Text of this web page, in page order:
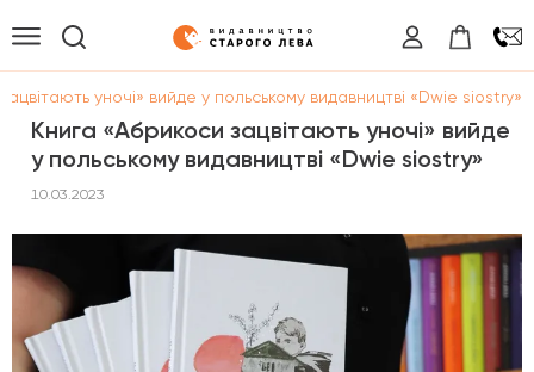
уночі» вийде у польському видавництві «Dwie siostry»
Книга «Абрикоси зацвітають уночі» вийде
у польському видавництві «Dwie siostry»
10.03.2023